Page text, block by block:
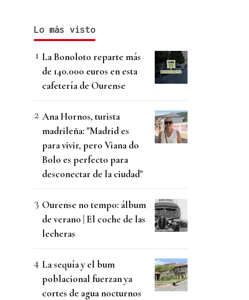
Lo más visto
La Bonoloto reparte más
de 140.000 euros en esta
cafetería de Ourense
Ana Hornos, turista
madrileña: "Madrid es
para vivir, pero Viana do
Bolo es perfecto para
desconectar de la ciudad"
Ourense no tempo: álbum
de verano | El coche de las
lecheras
La sequía y el bum
poblacional fuerzan ya
cortes de agua nocturnos